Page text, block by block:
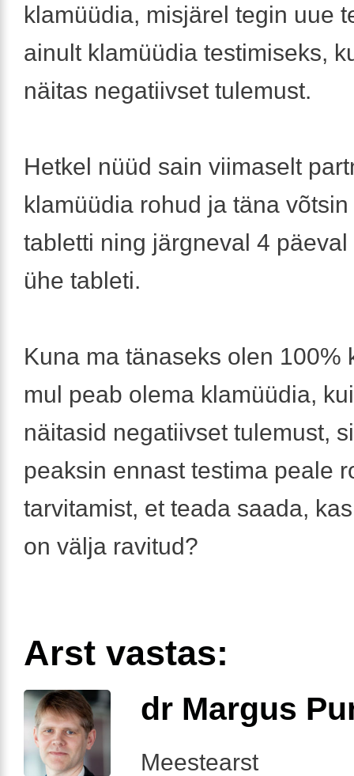
klamüüdia, misjärel tegin uue
ainult klamüüdia testimiseks,
näitas negatiivset tulemust.
Hetkel nüüd sain viimaselt
klamüüdia rohud ja täna
tabletti ning järgneval 4
ühe tableti.
Kuna ma tänaseks olen 100%
mul peab olema klamüüdia,
näitasid negatiivset tulemust,
peaksin ennast testima peale
tarvitamist, et teada saada,
on välja ravitud?
Arst vastas:
dr Margus
Meestearst